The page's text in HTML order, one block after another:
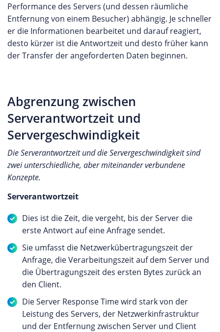
Performance des Servers (und dessen räumliche
Entfernung von einem Besucher) abhängig. Je schneller
er die Informationen bearbeitet und darauf reagiert,
desto kürzer ist die Antwortzeit und desto früher kann
der Transfer der angeforderten Daten beginnen.
Abgrenzung zwischen
Serverantwortzeit und
Servergeschwindigkeit
Die Serverantwortzeit und die Servergeschwindigkeit sind
zwei unterschiedliche, aber miteinander verbundene
Konzepte.
Serverantwortzeit
Dies ist die Zeit, die vergeht, bis der Server die
erste Antwort auf eine Anfrage sendet.
Sie umfasst die Netzwerkübertragungszeit der
Anfrage, die Verarbeitungszeit auf dem Server und
die Übertragungszeit des ersten Bytes zurück an
den Client.
Die Server Response Time wird stark von der
Leistung des Servers, der Netzwerkinfrastruktur
und der Entfernung zwischen Server und Client